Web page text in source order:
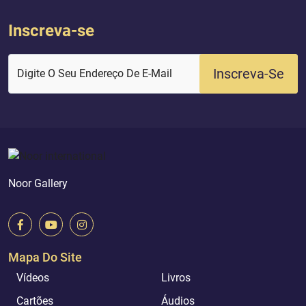
Inscreva-se
Digite O Seu Endereço De E-Mail Inscreva-Se
Noor Gallery
Mapa Do Site
Vídeos
Livros
Cartões
Áudios